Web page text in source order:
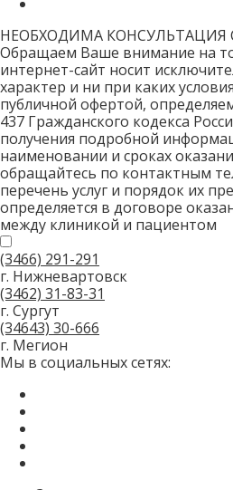
НЕОБХОДИМА КОНСУЛЬТАЦИЯ
Обращаем Ваше внимание на
интернет-сайт носит
характер и ни при каких
публичной офертой,
437 Гражданского кодекса
получения подробной
наименовании и сроках
обращайтесь по контактным
перечень услуг и порядок их
определяется в договоре
между клиникой и пациентом
(3466) 291-291
г. Нижневартовск
(3462) 31-83-31
г. Сургут
(34643) 30-666
г. Мегион
Мы в социальных сетях: